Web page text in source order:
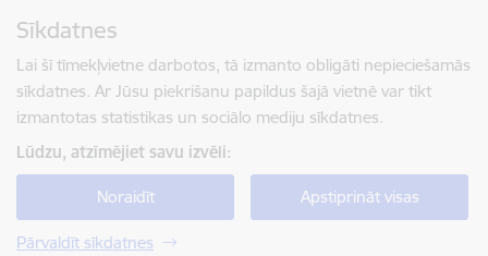
Sīkdatnes
Lai šī tīmekļvietne darbotos, tā izmanto obligāti nepieciešamās
sīkdatnes. Ar Jūsu piekrišanu papildus šajā vietnē var tikt
izmantotas statistikas un sociālo mediju sīkdatnes.
Lūdzu, atzīmējiet savu izvēli:
Noraidīt Apstiprināt visas
Pārvaldīt sīkdatnes